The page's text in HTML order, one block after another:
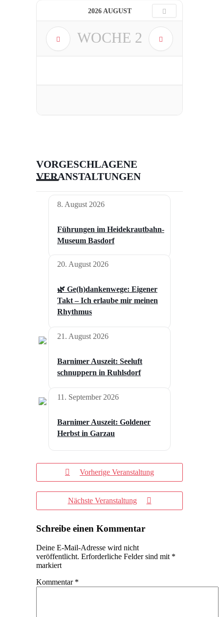
2026 AUGUST
WOCHE 2
VORGESCHLAGENE
VERANSTALTUNGEN
8. August 2026
Führungen im Heidekrautbahn-
Museum Basdorf
20. August 2026
🌿 Ge(h)dankenwege: Eigener
Takt – Ich erlaube mir meinen
Rhythmus
21. August 2026
Barnimer Auszeit: Seeluft
schnuppern in Ruhlsdorf
11. September 2026
Barnimer Auszeit: Goldener
Herbst in Garzau
Vorherige Veranstaltung
Nächste Veranstaltung
Schreibe einen Kommentar
Deine E-Mail-Adresse wird nicht
veröffentlicht. Erforderliche Felder sind mit *
markiert
Kommentar *